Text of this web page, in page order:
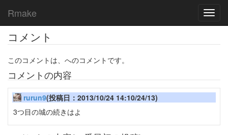
Rmake
コメント
このコメントは、へのコメントです。
コメントの内容
rurun9(投稿日：2013/10/24 14:10/24/13)
3つ目の城の続きはよ